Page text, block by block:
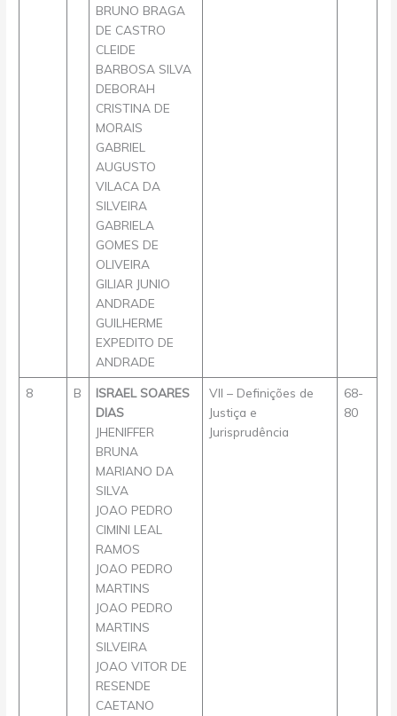
BRUNO BRAGA
DE CASTRO
CLEIDE
BARBOSA SILVA
DEBORAH
CRISTINA DE
MORAIS
GABRIEL
AUGUSTO
VILACA DA
SILVEIRA
GABRIELA
GOMES DE
OLIVEIRA
GILIAR JUNIO
ANDRADE
GUILHERME
EXPEDITO DE
ANDRADE
8 B
ISRAEL SOARES
DIAS
JHENIFFER
BRUNA
MARIANO DA
SILVA
JOAO PEDRO
CIMINI LEAL
RAMOS
JOAO PEDRO
MARTINS
JOAO PEDRO
MARTINS
SILVEIRA
JOAO VITOR DE
RESENDE
CAETANO
VII – Definições de
Justiça e
Jurisprudência
68-
80